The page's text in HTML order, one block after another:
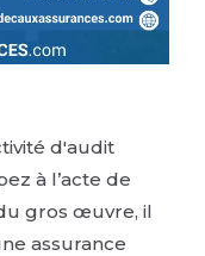
d'audit
à l’acte de
gros œuvre, il
assurance